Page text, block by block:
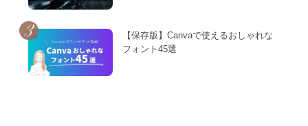
【保存版】Canvaで使えるおしゃれな
フォント45選